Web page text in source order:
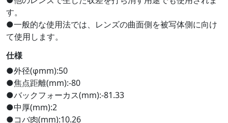
す。
●一般的な使用法では、レンズの曲面側を被写体側に向け
て使用します。
仕様
●外径(φmm):50
●焦点距離(mm):-80
●バックフォーカス(mm):-81.33
●中厚(mm):2
●コバ肉(mm):10.26